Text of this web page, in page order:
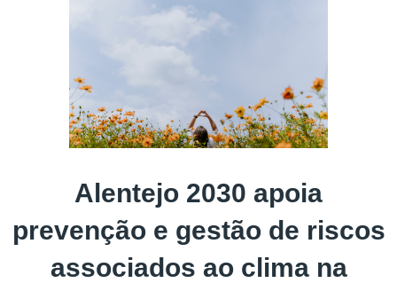
Alentejo 2030 apoia
prevenção e gestão de riscos
associados ao clima na